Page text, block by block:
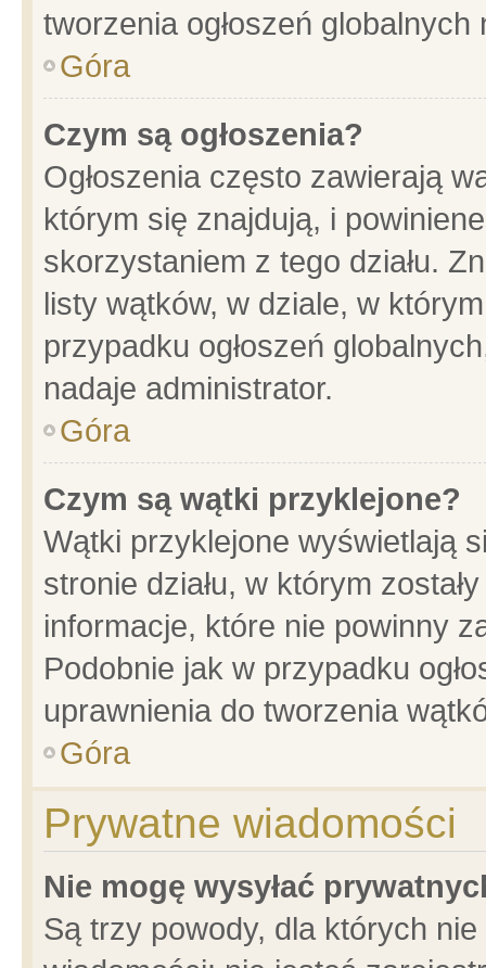
tworzenia ogłoszeń
Góra
Czym są ogłoszenia?
Ogłoszenia często zawierają
którym się znajdują, i
skorzystaniem z tego działu.
listy wątków, w dziale, w
przypadku ogłoszeń
nadaje administrator.
Góra
Czym są wątki przyklejone?
Wątki przyklejone wyświetlają
stronie działu, w którym
informacje, które nie powinny
Podobnie jak w przypadku
uprawnienia do tworzenia
Góra
Prywatne wiadomości
Nie mogę wysyłać
Są trzy powody, dla których